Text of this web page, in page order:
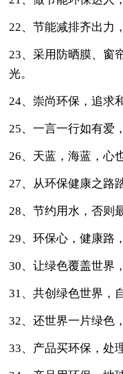
22、节能减排齐出力
23、采用防晒膜、窗
光。
24、崇尚环保，追求
25、一言一行如有爱
26、天蓝，海蓝，心
27、从环保健康之路
28、节约用水，否则
29、环保心，健康路
30、让绿色覆盖世界
31、共创绿色世界，
32、还世界一片绿色
33、产品买环保，处